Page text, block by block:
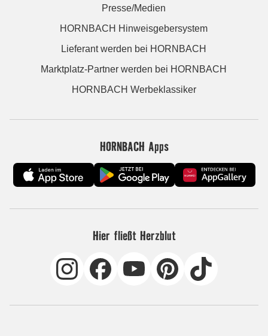
Presse/Medien
HORNBACH Hinweisgebersystem
Lieferant werden bei HORNBACH
Marktplatz-Partner werden bei HORNBACH
HORNBACH Werbeklassiker
HORNBACH Apps
Hier fließt Herzblut